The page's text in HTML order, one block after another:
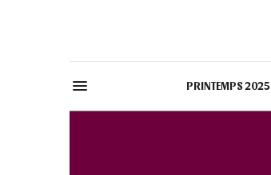
PRINTEMPS 2025